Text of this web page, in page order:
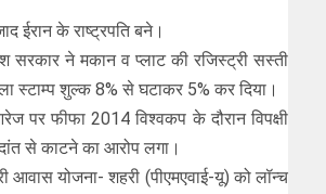
ईरान के राष्ट्रपति बने।
सरकार ने मकान व प्लाट की रजिस्ट्री सस्ती
स्टाम्प शुल्क 8% से घटाकर 5% कर दिया।
फीफा 2014 विश्वकप के दौरान विपक्षी
से काटने का आरोप लगा।
आवास योजना- शहरी (पीएमएवाई-यू) को लॉन्च